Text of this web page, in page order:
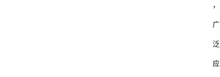
，
广
泛
应